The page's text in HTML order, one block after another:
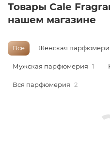
Товары Cale
нашем магазине
Все Женская
Мужская парфюмерия 1
Вся парфюмерия 2